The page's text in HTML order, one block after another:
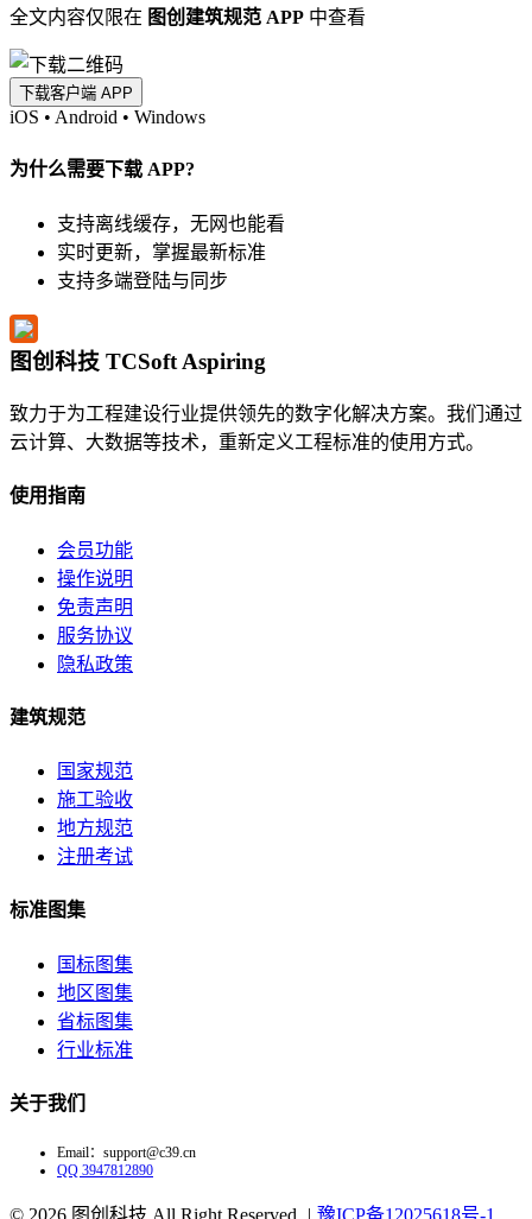
全文内容仅限在 图创建筑规范 APP 中查看
下载客户端 APP
iOS • Android • Windows
为什么需要下载 APP?
支持离线缓存，无网也能看
实时更新，掌握最新标准
支持多端登陆与同步
图创科技 TCSoft Aspiring
致力于为工程建设行业提供领先的数字化解决方案。我们通过
云计算、大数据等技术，重新定义工程标准的使用方式。
使用指南
会员功能
操作说明
免责声明
服务协议
隐私政策
建筑规范
国家规范
施工验收
地方规范
注册考试
标准图集
国标图集
地区图集
省标图集
行业标准
关于我们
Email：support@c39.cn
QQ 3947812890
© 2026 图创科技 All Right Reserved. | 豫ICP备12025618号-1